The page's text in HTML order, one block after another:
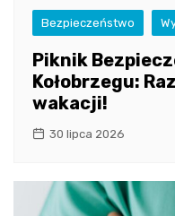
Bezpieczeństwo
Piknik
Kołobrzegu:
wakacji!
30 lipca 2026